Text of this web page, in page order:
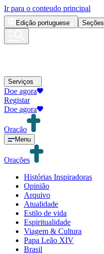
Ir para o conteudo principal
Edição portuguese Seções
Serviços
Doe agora
Registar
Doe agora
Oração
Menu
Orações
Histórias Inspiradoras
Opinião
Arquivo
Atualidade
Estilo de vida
Espiritualidade
Viagem & Cultura
Papa Leão XIV
Brasil